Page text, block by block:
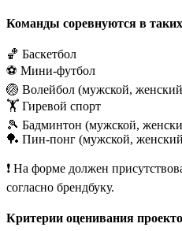
Команды соревнуются в
🏀 Баскетбол
⚽ Мини-футбол
🏐 Волейбол (мужской,
🏋 Гиревой спорт
🎾 Бадминтон (мужской,
🏓 Пин-понг (мужской,
❗ На форме должен
согласно брендбуку.
Критерии оценивания